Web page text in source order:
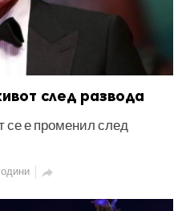
след развода
се е променил след
